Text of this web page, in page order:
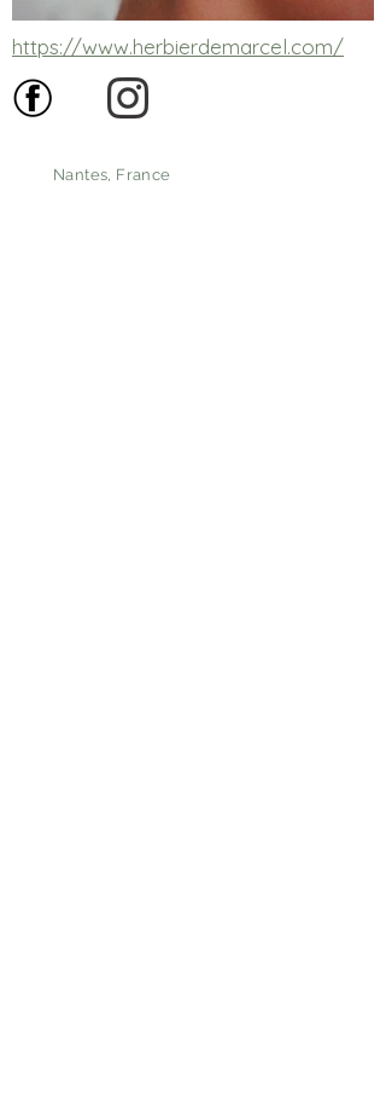
https://www.herbierdemarcel.com/
Nantes, France